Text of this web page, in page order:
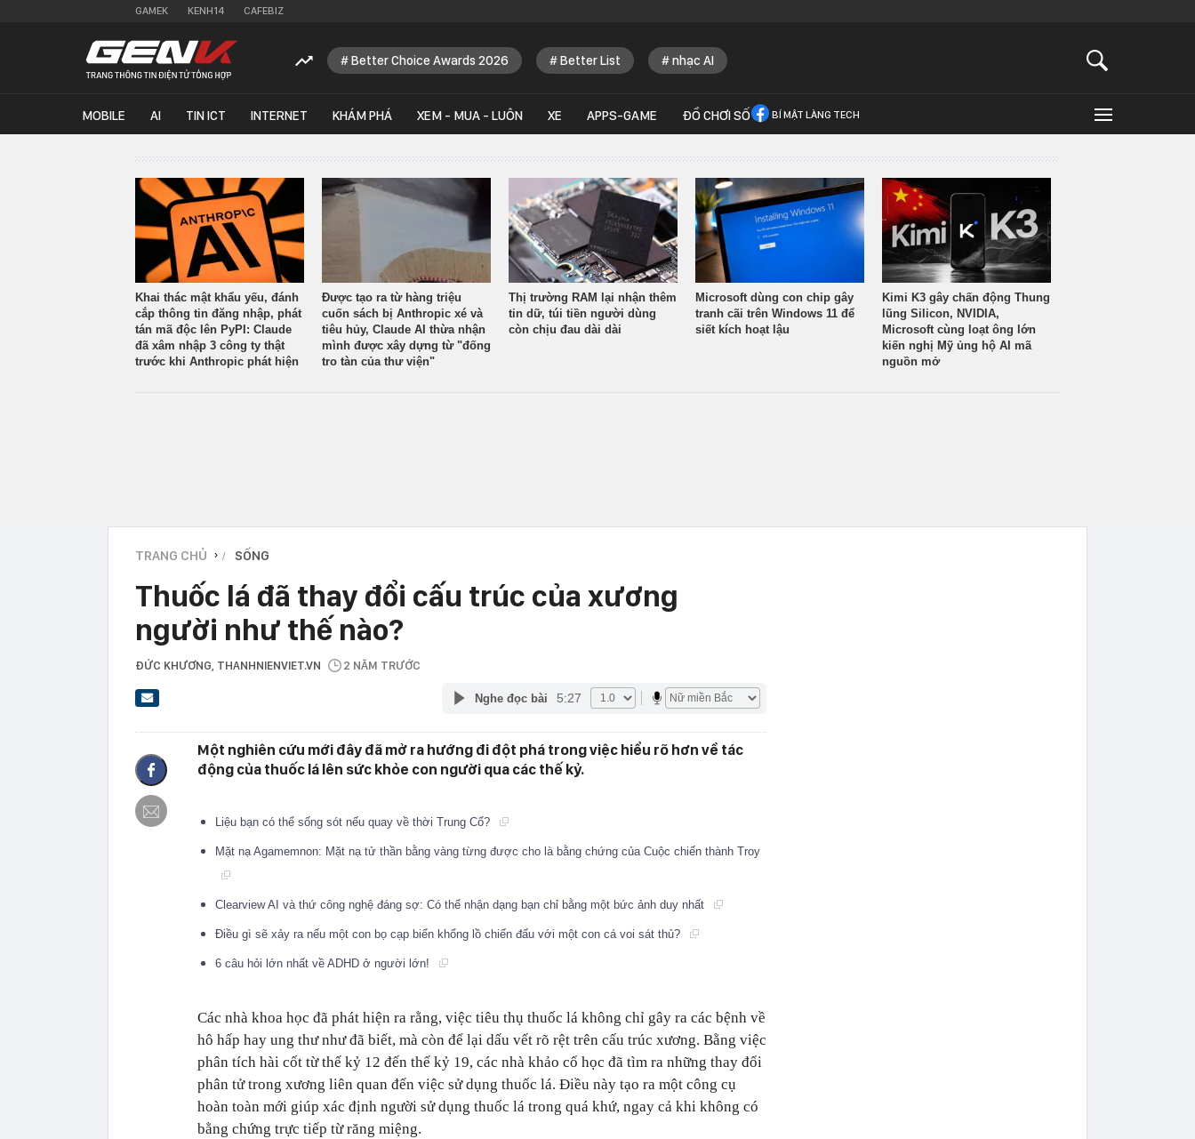
GAMEK KENH14 CAFEBIZ
Better Choice Awards 2026 Better List nhạc AI
MOBILE AI TIN ICT INTERNET KHÁM PHÁ XEM - MUA - LUÔN XE APPS-GAME ĐỒ CHƠI SỐ BÍ MẬT LÀNG TECH
Khai thác mật khẩu yếu, đánh
cắp thông tin đăng nhập, phát
tán mã độc lên PyPI: Claude
đã xâm nhập 3 công ty thật
trước khi Anthropic phát hiện
Được tạo ra từ hàng triệu
cuốn sách bị Anthropic xé và
tiêu hủy, Claude AI thừa nhận
mình được xây dựng từ "đống
tro tàn của thư viện"
Thị trường RAM lại nhận thêm
tin dữ, túi tiền người dùng
còn chịu đau dài dài
Microsoft dùng con chip gây
tranh cãi trên Windows 11 để
siết kích hoạt lậu
Kimi K3 gây chấn động Thung
lũng Silicon, NVIDIA,
Microsoft cùng loạt ông lớn
kiến nghị Mỹ ủng hộ AI mã
nguồn mở
TRANG CHỦ › SỐNG
Thuốc lá đã thay đổi cấu trúc của xương
người như thế nào?
ĐỨC KHƯƠNG , THANHNIENVIET.VN 2 NĂM TRƯỚC
Nghe đọc bài 5:27
Một nghiên cứu mới đây đã mở ra hướng đi đột phá trong việc hiểu rõ hơn về tác
động của thuốc lá lên sức khỏe con người qua các thế kỷ.
Liệu bạn có thể sống sót nếu quay về thời Trung Cổ?
Mặt nạ Agamemnon: Mặt nạ tử thần bằng vàng từng được cho là bằng chứng của Cuộc chiến thành Troy
Clearview AI và thứ công nghệ đáng sợ: Có thể nhận dạng bạn chỉ bằng một bức ảnh duy nhất
Điều gì sẽ xảy ra nếu một con bọ cạp biển khổng lồ chiến đấu với một con cá voi sát thủ?
6 câu hỏi lớn nhất về ADHD ở người lớn!
Các nhà khoa học đã phát hiện ra rằng, việc tiêu thụ thuốc lá không chỉ gây ra các bệnh về
hô hấp hay ung thư như đã biết, mà còn để lại dấu vết rõ rệt trên cấu trúc xương. Bằng việc
phân tích hài cốt từ thế kỷ 12 đến thế kỷ 19, các nhà khảo cổ học đã tìm ra những thay đổi
phân tử trong xương liên quan đến việc sử dụng thuốc lá. Điều này tạo ra một công cụ
hoàn toàn mới giúp xác định người sử dụng thuốc lá trong quá khứ, ngay cả khi không có
bằng chứng trực tiếp từ răng miệng.